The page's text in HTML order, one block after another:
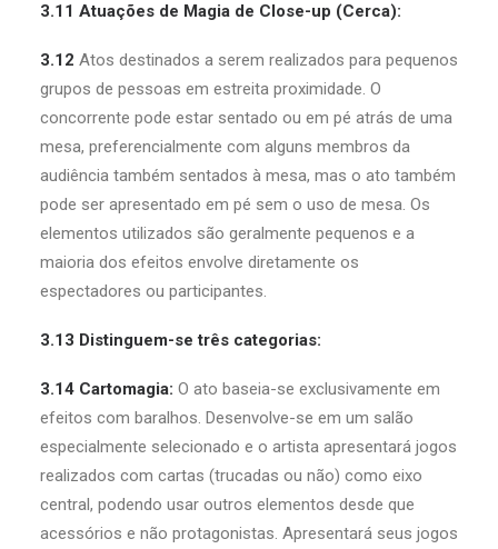
3.11 Atuações de Magia de Close-up (Cerca):
3.12 Atos destinados a serem realizados para pequenos
grupos de pessoas em estreita proximidade. O
concorrente pode estar sentado ou em pé atrás de uma
mesa, preferencialmente com alguns membros da
audiência também sentados à mesa, mas o ato também
pode ser apresentado em pé sem o uso de mesa. Os
elementos utilizados são geralmente pequenos e a
maioria dos efeitos envolve diretamente os
espectadores ou participantes.
3.13 Distinguem-se três categorias:
3.14 Cartomagia: O ato baseia-se exclusivamente em
efeitos com baralhos. Desenvolve-se em um salão
especialmente selecionado e o artista apresentará jogos
realizados com cartas (trucadas ou não) como eixo
central, podendo usar outros elementos desde que
acessórios e não protagonistas. Apresentará seus jogos